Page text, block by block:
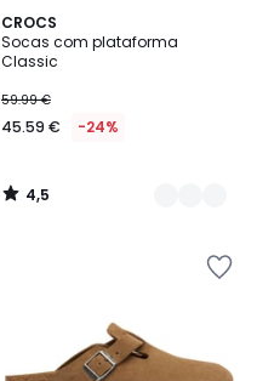
CROCS
Socas com plataforma
Classic
59.99 €
45.59 € -24%
4,5
/ 5
2
Cores
4,5
/